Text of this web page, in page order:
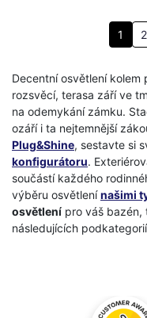
1 2
Decentní osvětlení kolem
rozsvěcí, terasa září ve
na odemykání zámku.
ozáří i ta nejtemnější
Plug&Shine, sestavte si
konfigurátoru.
součástí každého
výběru osvětlenínašimi
osvětlení pro váš bazén,
následujících